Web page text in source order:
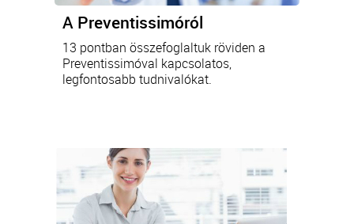
A Preventissimóról
13 pontban összefoglaltuk röviden a
Preventissimóval kapcsolatos,
legfontosabb tudnivalókat.